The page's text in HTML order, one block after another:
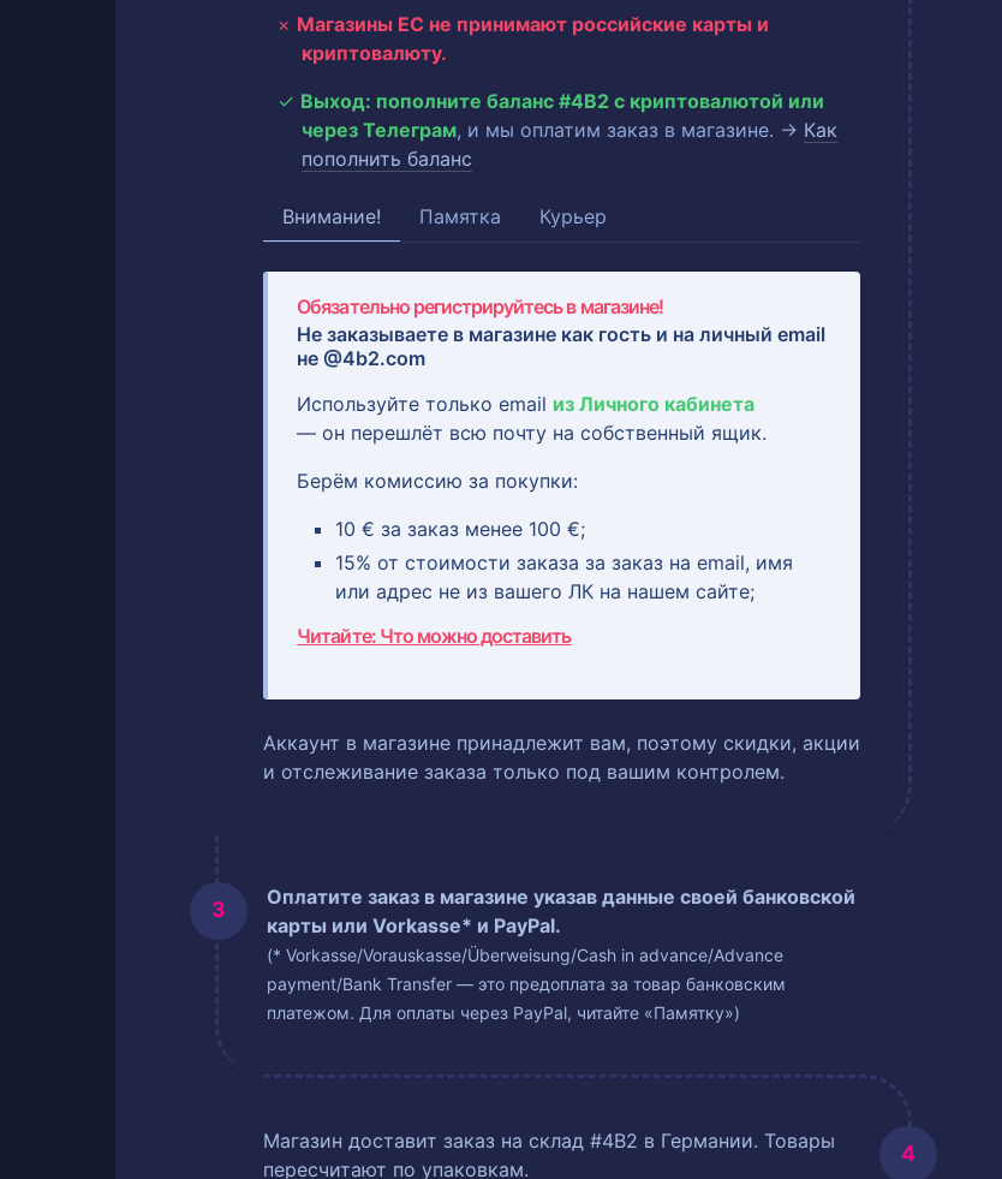
Магазины ЕС не принимают российские карты и
криптовалюту.
Выход: пополните баланс #4B2 с криптовалютой или
через Телеграм, и мы оплатим заказ в магазине. → Как
пополнить баланс
Внимание! Памятка Курьер
Обязательно регистрируйтесь в магазине!
Не заказываете в магазине как гость и наличный email
не @4b2.com
Используйте только email из Личного кабинета
— он перешлёт всю почту на собственный ящик.
Берём комиссию за покупки:
10 € за заказ менее 100 €;
15% от стоимости заказа за заказ на email, имя
или адрес не из вашего ЛК на нашем сайте;
Читайте: Что можно доставить
Аккаунт в магазине принадлежит вам, поэтому скидки, акции
и отслеживание заказа только под вашим контролем.
Оплатите заказ в магазине указав данные своей банковской
карты или Vorkasse* и PayPal.
(* Vorkasse/Vorauskasse/Überweisung/Cash in advance/Advance
payment/Bank Transfer — это предоплата за товар банковским
платежом. Для оплаты через PayPal, читайте «Памятку»)
Магазин доставит заказ на склад #4B2 в Германии. Товары
пересчитают по упаковкам.